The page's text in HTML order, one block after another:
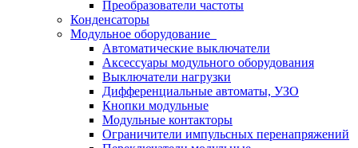
Преобразователи частоты
Конденсаторы
Модульное оборудование
Автоматические выключатели
Аксессуары модульного оборудования
Выключатели нагрузки
Дифференциальные автоматы, УЗО
Кнопки модульные
Модульные контакторы
Ограничители импульсных перенапряжений